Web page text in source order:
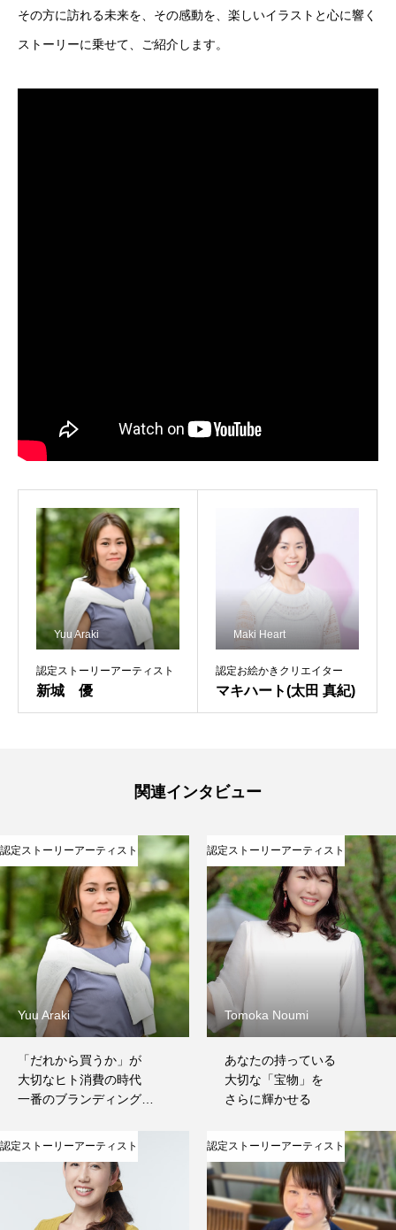
その方に訪れる未来を、その感動を、楽しいイラストと心に響く
ストーリーに乗せて、ご紹介します。
認定ストーリーアーティスト
新城 優
Yuu Araki
認定お絵かきクリエイター
マキハート(太田 真紀)
Maki Heart
関連インタビュー
認定ストーリーアーティスト
Yuu Araki
「だれから買うか」が
大切なヒト消費の時代
一番のブランディングは
認定ストーリーアーティスト
Tomoka Noumi
あなたの持っている
大切な「宝物」を
さらに輝かせる
認定ストーリーアーティスト 認定ストーリーアーティスト